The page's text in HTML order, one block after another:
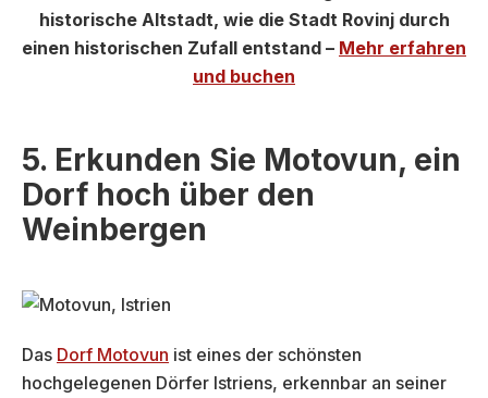
historische Altstadt, wie die Stadt Rovinj durch
einen historischen Zufall entstand – Mehr erfahren
und buchen
5. Erkunden Sie Motovun, ein
Dorf hoch über den
Weinbergen
Das Dorf Motovun ist eines der schönsten
hochgelegenen Dörfer Istriens, erkennbar an seiner